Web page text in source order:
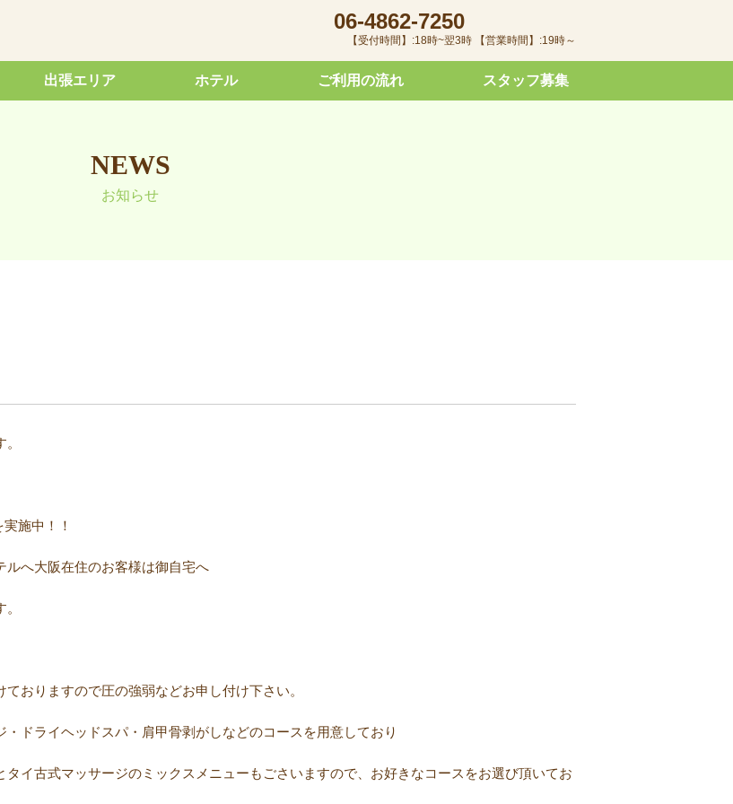
06-4862-7250
【受付時間】:18時~翌3時 【営業時間】:19時～
出張エリア ホテル ご利用の流れ スタッフ募集
NEWS
お知らせ
。⠀ ⠀
施中！！
へ大阪在住のお客様は御自宅へ
おりますので圧の強弱などお申し付け下さい。
ドライヘッドスパ・肩甲骨剥がしなどのコースを用意しており
イ古式マッサージのミックスメニューもごさいますので、お好きなコースをお選び頂いてお